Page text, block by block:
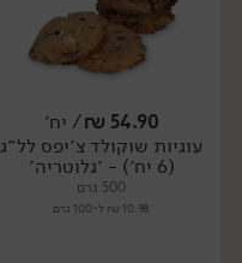
יח׳
54.90
₪/ יח׳
עוגיות שוקולד צ׳יפס לל״ג
(6 יח׳) - ׳גלוטריה׳
500 גרם
10.98 ₪ ל-100 גרם